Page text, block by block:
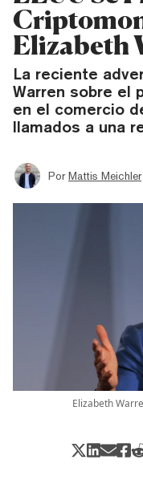
Elizabeth
La reciente
Warren sobre el
en el comercio
llamados a una
Por Mattis Meichler
Elizabeth